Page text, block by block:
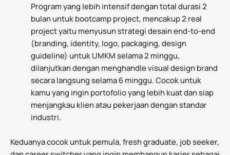
Program yang lebih intensif dengan total durasi 2
bulan untuk bootcamp project, mencakup 2 real
project yaitu menyusun strategi desain end-to-end
(branding, identity, logo, packaging, design
guideline) untuk UMKM selama 2 minggu,
dilanjutkan dengan menghandle visual design brand
secara langsung selama 6 minggu. Cocok untuk
kamu yang ingin portofolio yang lebih kuat dan siap
menjangkau klien atau pekerjaan dengan standar
industri.
Keduanya cocok untuk pemula, fresh graduate, job seeker,